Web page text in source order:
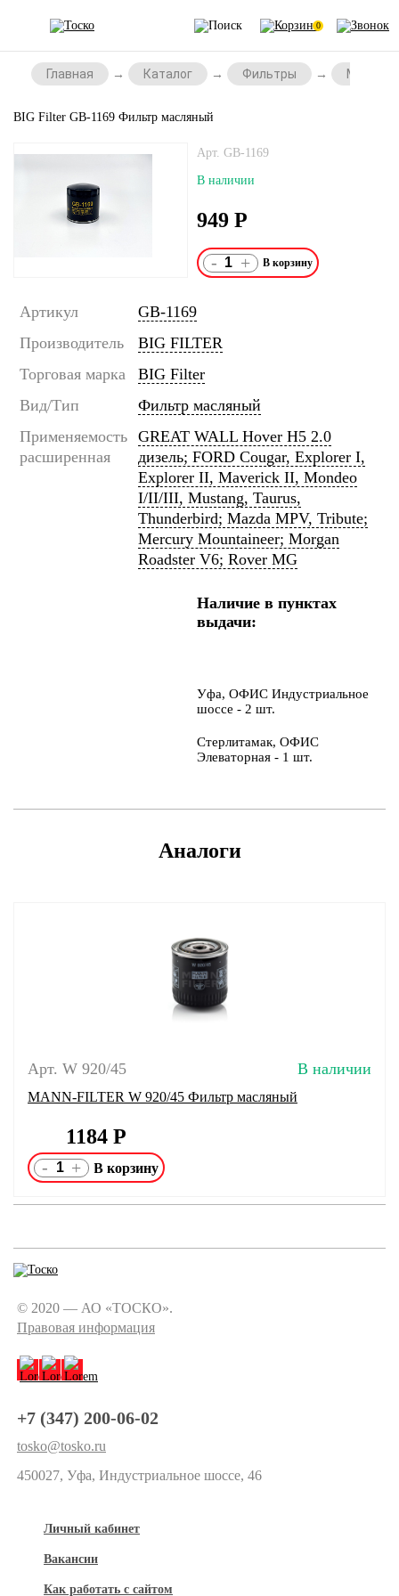
0
Главная Каталог Фильтры
BIG Filter GB-1169 Фильтр масляный
Арт. GB-1169
В наличии
949 Р
- +
Артикул
GB-1169
Производитель
BIG FILTER
Торговая марка
BIG Filter
Вид/Тип
Фильтр масляный
Применяемость
расширенная
GREAT WALL Hover H5 2.0
дизель; FORD Cougar, Explorer I,
Explorer II, Maverick II, Mondeo
I/II/III, Mustang, Taurus,
Thunderbird; Mazda MPV, Tribute;
Mercury Mountaineer; Morgan
Roadster V6; Rover MG
Наличие в пунктах
выдачи:
Уфа, ОФИС Индустриальное
шоссе - 2 шт.
Стерлитамак, ОФИС
Элеваторная - 1 шт.
Аналоги
Арт. W 920/45 В наличии
MANN-FILTER W 920/45 Фильтр масляный
1184 Р
- +
© 2020 — АО «ТОСКО».
Правовая информация
+7 (347) 200-06-02
tosko@tosko.ru
450027, Уфа, Индустриальное шоссе, 46
Личный кабинет
Вакансии
Как работать с сайтом